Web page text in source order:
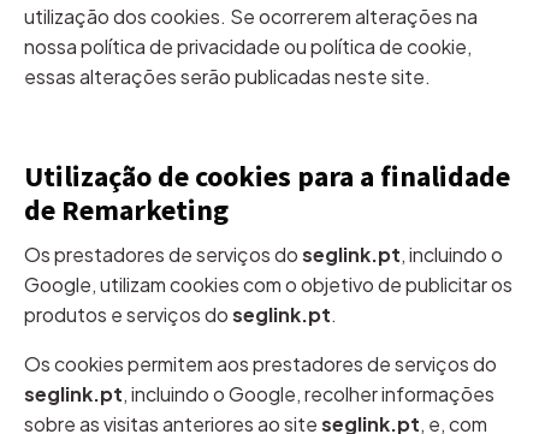
utilização dos cookies. Se ocorrerem alterações na
nossa política de privacidade ou política de cookie,
essas alterações serão publicadas neste site.
Utilização de cookies para a finalidade
de Remarketing
Os prestadores de serviços doseglink.pt, incluindo o
Google, utilizam cookies com o objetivo de publicitar os
produtos e serviços doseglink.pt.
Os cookies permitem aos prestadores de serviços do
seglink.pt, incluindo o Google, recolher informações
sobre as visitas anteriores ao siteseglink.pt, e, com